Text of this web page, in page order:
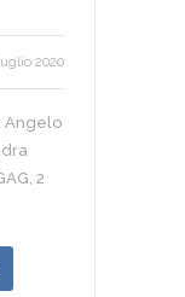
2020
Angelo
2